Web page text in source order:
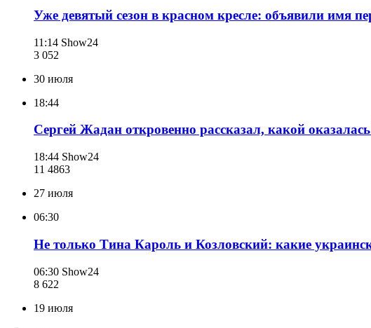
Уже девятый сезон в красном кресле: объявили имя
11:14 Show24
3 052
30 июля
18:44
Сергей Жадан откровенно рассказал, какой
18:44 Show24
11 4863
27 июля
06:30
Не только Тина Кароль и Козловский: какие
06:30 Show24
8 622
19 июля